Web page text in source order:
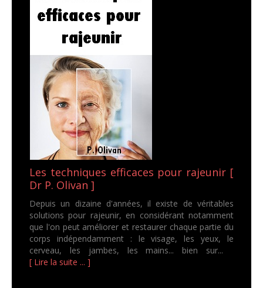
Les techniques efficaces pour rajeunir [
Dr P. Olivan ]
Depuis un dizaine d'années, il existe de véritables
solutions pour rajeunir, en considérant notamment
que l'on peut améliorer et restaurer chaque partie du
corps indépendamment : le visage, les yeux, le
cerveau, les jambes, les mains... bien sur...
[ Lire la suite ... ]